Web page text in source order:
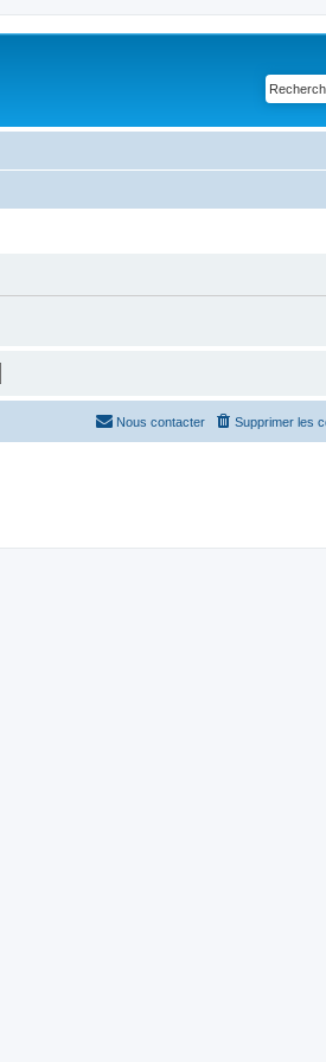
Supprimer les
Nous contacter